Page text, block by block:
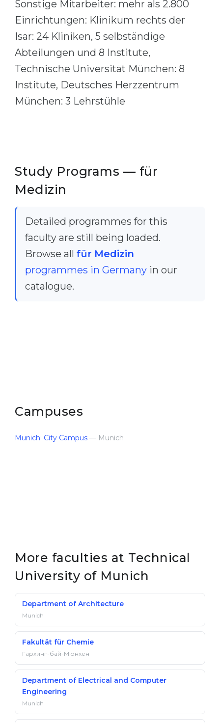
Sonstige Mitarbeiter: mehr als 2.800
Einrichtungen: Klinikum rechts der
Isar: 24 Kliniken, 5 selbständige
Abteilungen und 8 Institute,
Technische Universität München: 8
Institute, Deutsches Herzzentrum
München: 3 Lehrstühle
Study Programs — für
Medizin
Detailed programmes for this
faculty are still being loaded.
Browse all für Medizin
programmes in Germany in our
catalogue.
Campuses
Munich: City Campus — Munich
More faculties at Technical
University of Munich
Department of Architecture
Munich
Fakultät für Chemie
Гархинг-бай-Мюнхен
Department of Electrical and Computer
Engineering
Munich